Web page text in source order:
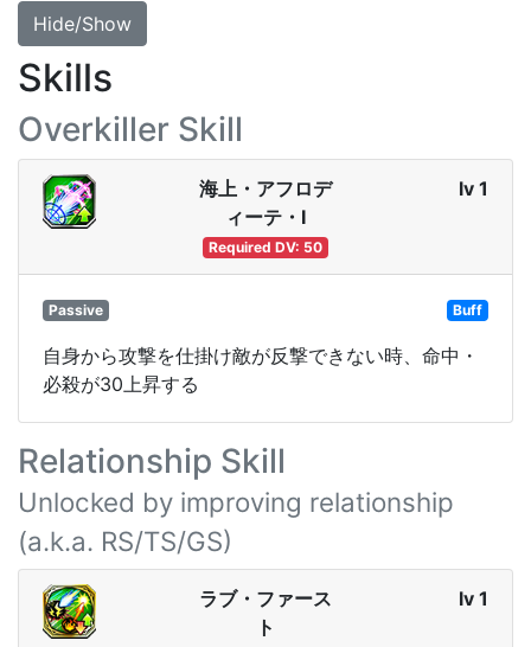
Hide/Show
Skills
Overkiller Skill
海上・アフロデ
ィーテ・Ⅰ
Required DV: 50
lv 1
Passive Buff
自身から攻撃を仕掛け敵が反撃できない時、命中・
必殺が30上昇する
Relationship Skill
Unlocked by improving relationship
(a.k.a. RS/TS/GS)
ラブ・ファース
ト
lv 1